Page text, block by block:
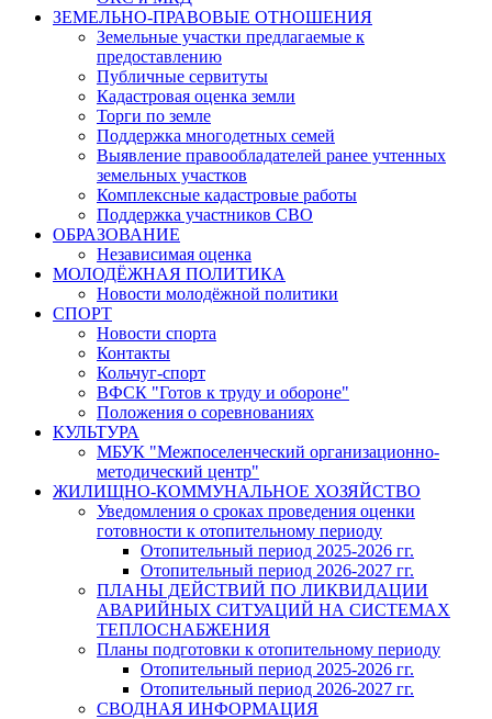
ЗЕМЕЛЬНО-ПРАВОВЫЕ ОТНОШЕНИЯ
Земельные участки предлагаемые к
предоставлению
Публичные сервитуты
Кадастровая оценка земли
Торги по земле
Поддержка многодетных семей
Выявление правообладателей ранее учтенных
земельных участков
Комплексные кадастровые работы
Поддержка участников СВО
ОБРАЗОВАНИЕ
Независимая оценка
МОЛОДЁЖНАЯ ПОЛИТИКА
Новости молодёжной политики
СПОРТ
Новости спорта
Контакты
Кольчуг-спорт
ВФСК "Готов к труду и обороне"
Положения о соревнованиях
КУЛЬТУРА
МБУК "Межпоселенческий организационно-
методический центр"
ЖИЛИЩНО-КОММУНАЛЬНОЕ ХОЗЯЙСТВО
Уведомления о сроках проведения оценки
готовности к отопительному периоду
Отопительный период 2025-2026 гг.
Отопительный период 2026-2027 гг.
ПЛАНЫ ДЕЙСТВИЙ ПО ЛИКВИДАЦИИ
АВАРИЙНЫХ СИТУАЦИЙ НА СИСТЕМАХ
ТЕПЛОСНАБЖЕНИЯ
Планы подготовки к отопительному периоду
Отопительный период 2025-2026 гг.
Отопительный период 2026-2027 гг.
СВОДНАЯ ИНФОРМАЦИЯ